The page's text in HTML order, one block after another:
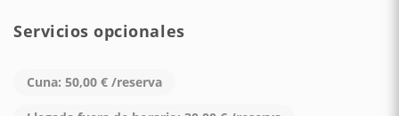
Servicios opcionales
Cuna: 50,00 € /reserva